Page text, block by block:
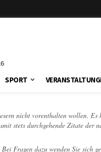
SPORT
nicht vorenthalten wollen. Es
stets durchgehende Zitate der
Fragen dazu wenden Sie sich